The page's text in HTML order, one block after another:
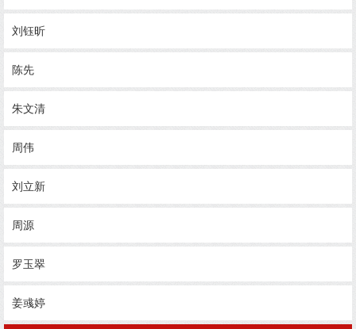
刘钰昕
陈先
朱文清
周伟
刘立新
周源
罗玉翠
姜彧婷